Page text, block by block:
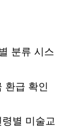
분류 시스
환급 확인
별 미술교